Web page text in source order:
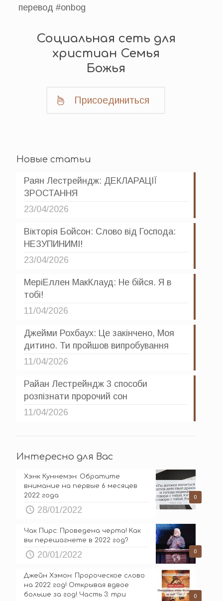
перевод #onbog
Социальная сеть для
христиан Семья
Божья
Присоединиться
Новые статьи
Раян Лестрейндж: ДЕКЛАРАЦІЇ
ЗРОСТАННЯ
23/04/2026
Вікторія Бойсон: Слово від Господа:
НЕЗУПИНИМІ!
23/04/2026
МеріЕллен МакКлауд: Не бійся. Я в
тобі!
11/04/2026
Джейми Рохбаух: Це закінчено, Моя
дитино. Ти пройшов випробування
11/04/2026
Райан Лестрейндж 3 способи
розпізнати пророчий сон
11/04/2026
Интересно для Вас
0
Хэнк Куннемэн: Обратите
внимание на первые 6 месяцев
2022 года
28/01/2022
0
Чак Пирс: Проведена черта! Как
вы перешагнете в 2022 год?
20/01/2022
0
Джейн Хэмон: Пророческое слово
на 2022 год! Открывая вдвое
больше за год! Часть 3: три